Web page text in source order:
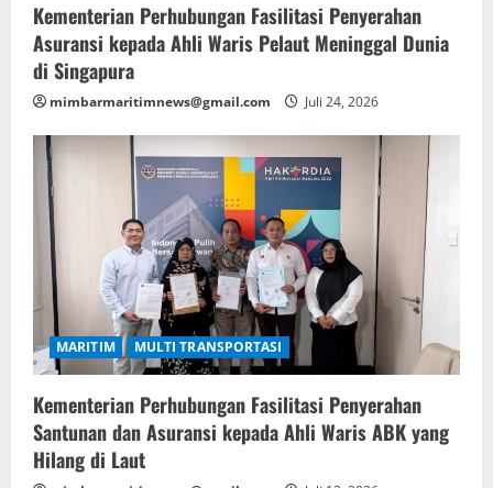
Kementerian Perhubungan Fasilitasi Penyerahan
Asuransi kepada Ahli Waris Pelaut Meninggal Dunia
di Singapura
mimbarmaritimnews@gmail.com Juli 24, 2026
MARITIM MULTI TRANSPORTASI
Kementerian Perhubungan Fasilitasi Penyerahan
Santunan dan Asuransi kepada Ahli Waris ABK yang
Hilang di Laut